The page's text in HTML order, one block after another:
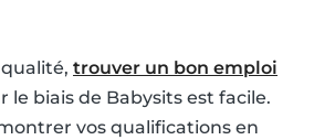
trouver un bon emploi
le biais de Babysits est facile.
vos qualifications en